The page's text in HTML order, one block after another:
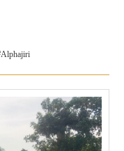
Alphajiri